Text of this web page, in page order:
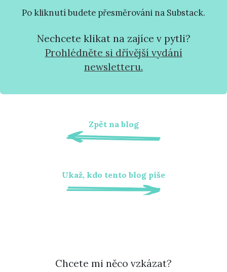
Po kliknutí budete přesměrováni na Substack.
Nechcete klikat na zajíce v pytli?
Prohlédněte si dřívější vydání
newsletteru.
Zpět na blog
Ukaž, kdo tento blog píše
Chcete mi něco vzkázat?